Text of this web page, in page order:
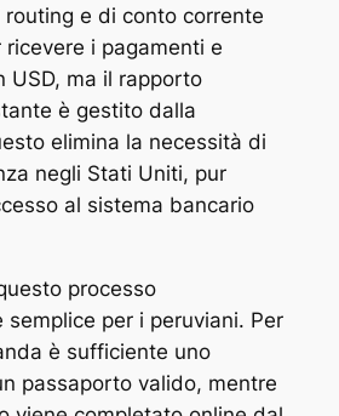
e di conto corrente
i pagamenti e
USD, ma il rapporto
è gestito dalla
elimina la necessità di
negli Stati Uniti, pur
al sistema bancario
processo
semplice per i peruviani. Per
è sufficiente uno
passaporto valido, mentre